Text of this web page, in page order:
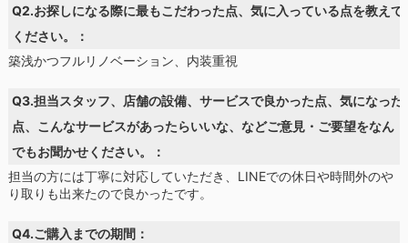
Q2.お探しになる際に最もこだわった点、気に入っている点を教えて
ください。：
築浅かつフルリノベーション、内装重視
Q3.担当スタッフ、店舗の設備、サービスで良かった点、気になった
点、こんなサービスがあったらいいな、などご意見・ご要望をなん
でもお聞かせください。：
担当の方には丁寧に対応していただき、LINEでの休日や時間外のや
り取りも出来たので良かったです。
Q4.ご購入までの期間：